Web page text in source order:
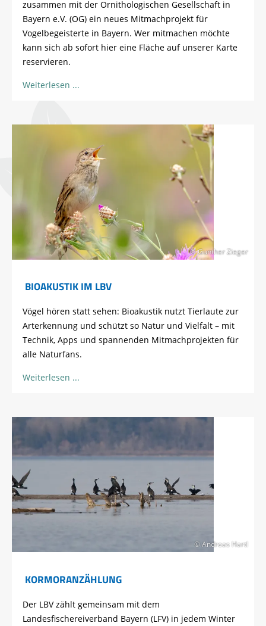
zusammen mit der Ornithologischen Gesellschaft in
Bayern e.V. (OG) ein neues Mitmachprojekt für
Vogelbegeisterte in Bayern. Wer mitmachen möchte
kann sich ab sofort hier eine Fläche auf unserer Karte
reservieren.
Weiterlesen
© Gunther Zieger
BIOAKUSTIK IM LBV
Vögel hören statt sehen: Bioakustik nutzt Tierlaute zur
Arterkennung und schützt so Natur und Vielfalt – mit
Technik, Apps und spannenden Mitmachprojekten für
alle Naturfans.
Weiterlesen
© Andreas Hartl
KORMORANZÄHLUNG
Der LBV zählt gemeinsam mit dem
Landesfischereiverband Bayern (LFV) in jedem Winter